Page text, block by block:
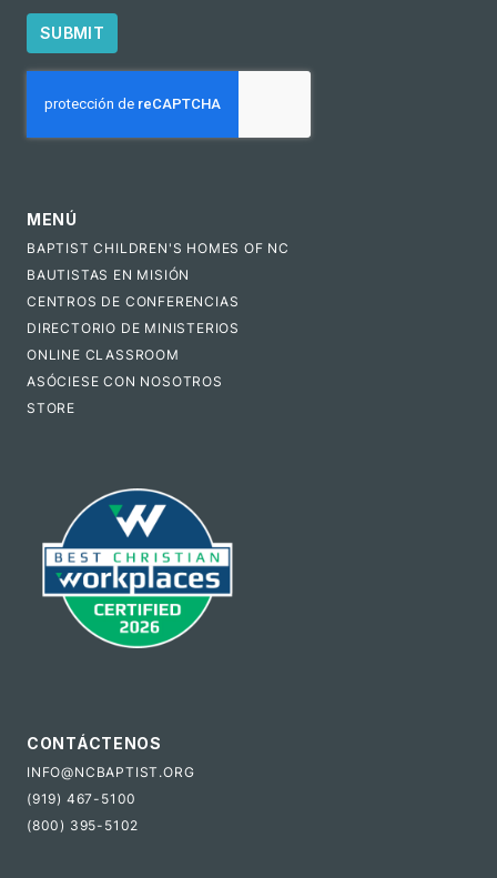
SUBMIT
MENÚ
BAPTIST CHILDREN'S HOMES OF NC
BAUTISTAS EN MISIÓN
CENTROS DE CONFERENCIAS
DIRECTORIO DE MINISTERIOS
ONLINE CLASSROOM
ASÓCIESE CON NOSOTROS
STORE
CONTÁCTENOS
INFO@NCBAPTIST.ORG
(919) 467-5100
(800) 395-5102